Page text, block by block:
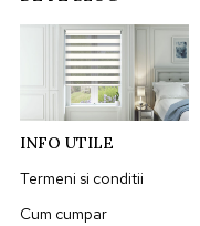
INFO UTILE
Termeni si conditii
Cum cumpar